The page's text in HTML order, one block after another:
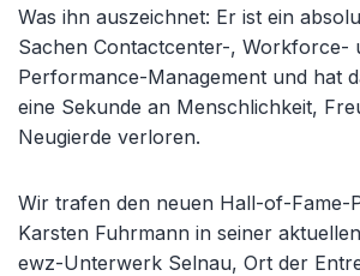
Was ihn auszeichnet: Er ist ein
Sachen Contactcenter-, Workforce-
Performance-Management und hat
eine Sekunde an Menschlichkeit,
Neugierde verloren.
Wir trafen den neuen Hall-of-Fame-
Karsten Fuhrmann in seiner
ewz-Unterwerk Selnau, Ort der